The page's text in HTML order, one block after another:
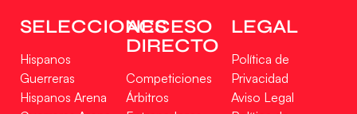
SELECCIONES
Hispanos
Guerreras
Hispanos Arena
ACCESO
DIRECTO
Competiciones
Árbitros
LEGAL
Política de
Privacidad
Aviso Legal